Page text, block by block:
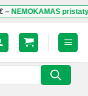
NEMOKAMAS